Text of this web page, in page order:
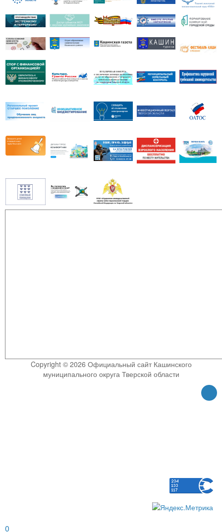
0
Copyright © 2026 Официальный сайт Кашинского
муниципального округа Тверской области